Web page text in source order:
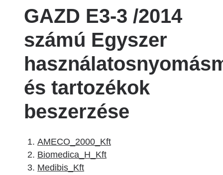
GAZD E3-3 /2014
számú Egyszer
és tartozékok
beszerzése
AMECO_2000_Kft
Biomedica_H_Kft
Medibis_Kft